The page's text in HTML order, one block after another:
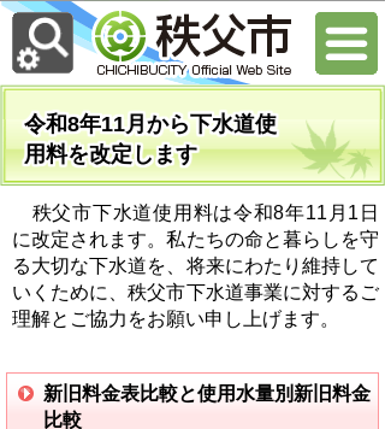
令和8年11月から下水道使
用料を改定します
秩父市下水道使用料は令和8年11月1日
に改定されます。私たちの命と暮らしを守
る大切な下水道を、将来にわたり維持して
いくために、秩父市下水道事業に対するご
理解とご協力をお願い申し上げます。
新旧料金表比較と使用水量別新旧料金
比較